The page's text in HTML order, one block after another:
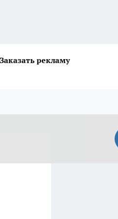
Заказать рекламу